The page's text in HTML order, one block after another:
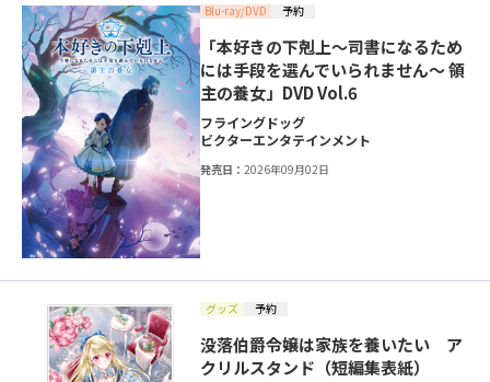
Blu-ray/DVD 予約
「本好きの下剋上～司書になるため
には手段を選んでいられません～ 領
主の養女」DVD Vol.6
フライングドッグ
ビクターエンタテインメント
発売日：2026年09月02日
グッズ 予約
没落伯爵令嬢は家族を養いたい ア
クリルスタンド（短編集表紙）